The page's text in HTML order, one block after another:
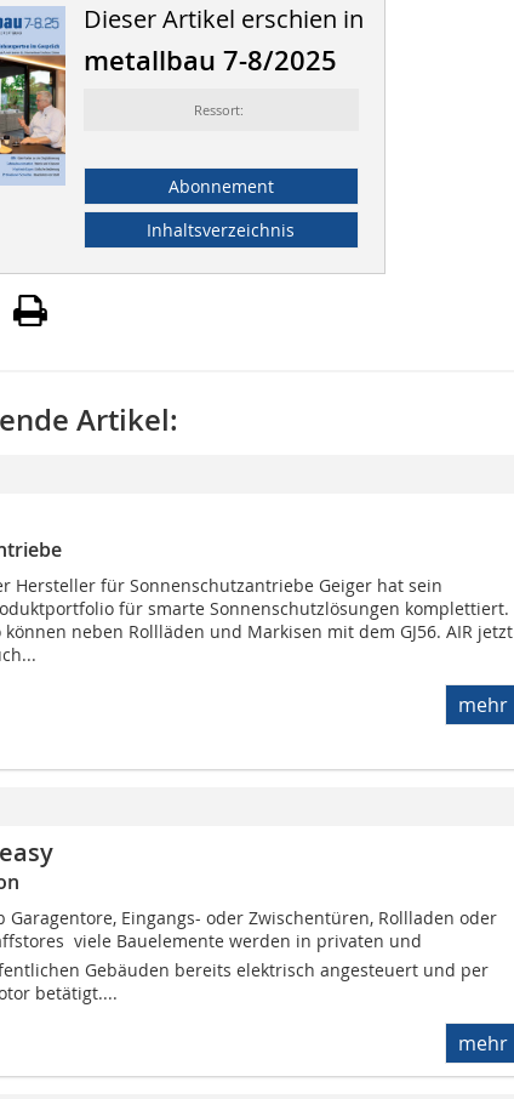
Dieser Artikel erschien in
metallbau 7-8/2025
Ressort:
Abonnement
Inhaltsverzeichnis
Artikel:
Hersteller für Sonnenschutzantriebe Geiger hat sein
für smarte Sonnenschutzlösungen komplettiert.
können neben Rollläden und Markisen mit dem GJ56. AIR jetzt
mehr
Garagentore, Eingangs- oder Zwischentüren, Rollladen oder
 viele Bauelemente werden in privaten und
Gebäuden bereits elektrisch angesteuert und per
betätigt....
mehr